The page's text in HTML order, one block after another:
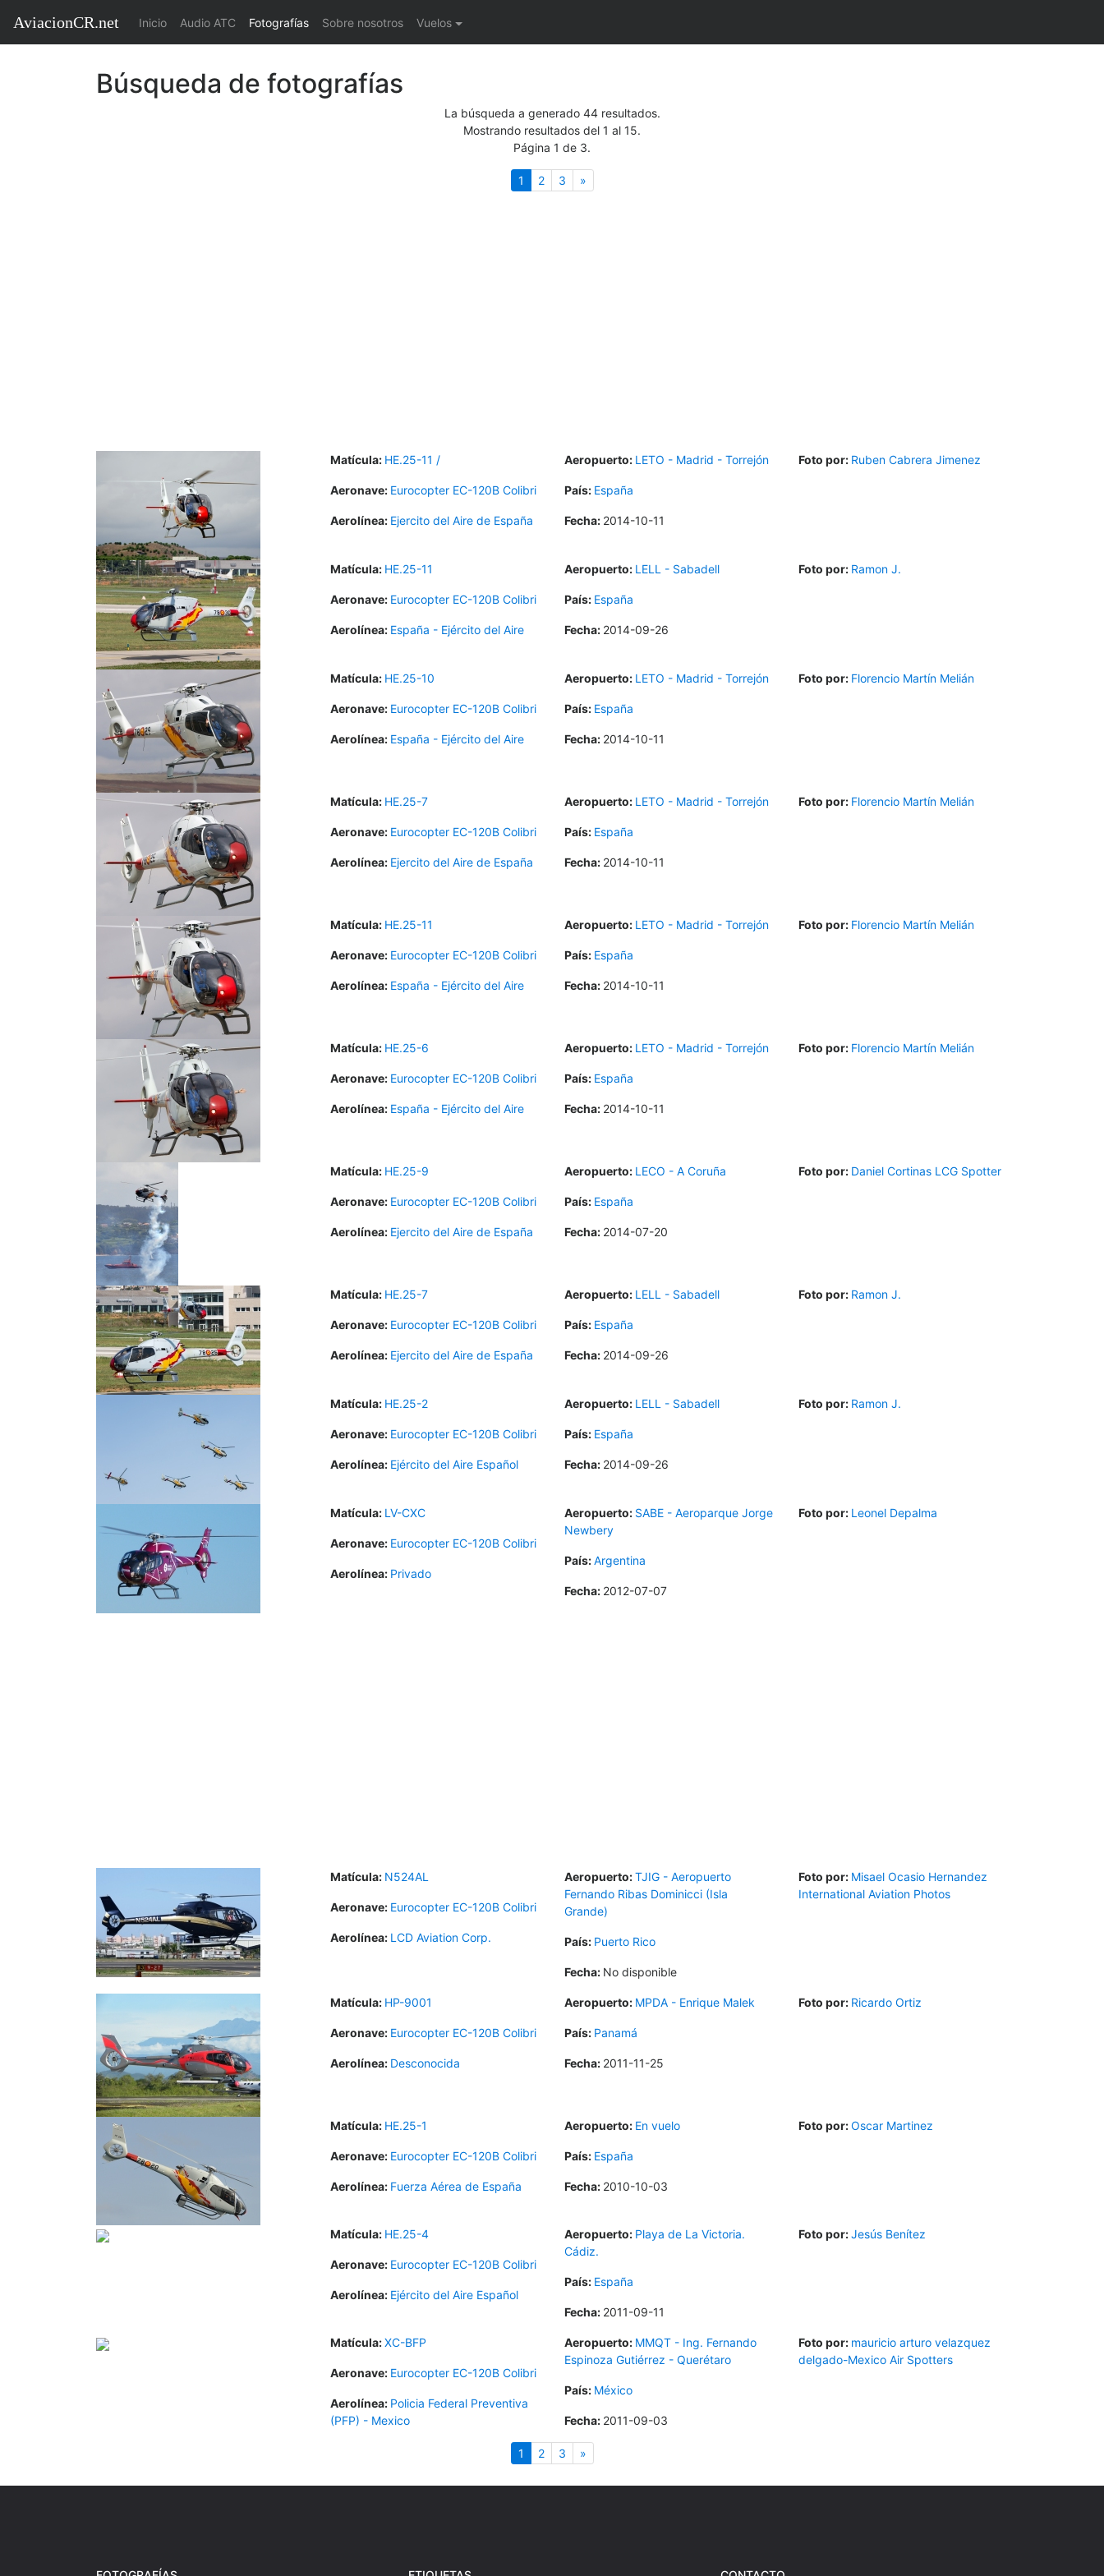
AviacionCR.net Inicio(current)
Audio ATC Fotografías Sobre nosotros Vuelos
Búsqueda de fotografías
La búsqueda a generado 44 resultados.
Mostrando resultados del 1 al 15.
Página 1 de 3.
1 (actual)
2 3 »Siguiente
Matícula: HE.25-11 /
Aeronave: Eurocopter EC-120B Colibri
Aerolínea: Ejercito del Aire de España
Aeropuerto: LETO - Madrid - Torrejón
País: España
Fecha: 2014-10-11
Foto por: Ruben Cabrera Jimenez
Matícula: HE.25-11
Aeronave: Eurocopter EC-120B Colibri
Aerolínea: España - Ejército del Aire
Aeropuerto: LELL - Sabadell
País: España
Fecha: 2014-09-26
Foto por: Ramon J.
Matícula: HE.25-10
Aeronave: Eurocopter EC-120B Colibri
Aerolínea: España - Ejército del Aire
Aeropuerto: LETO - Madrid - Torrejón
País: España
Fecha: 2014-10-11
Foto por: Florencio Martín Melián
Matícula: HE.25-7
Aeronave: Eurocopter EC-120B Colibri
Aerolínea: Ejercito del Aire de España
Aeropuerto: LETO - Madrid - Torrejón
País: España
Fecha: 2014-10-11
Foto por: Florencio Martín Melián
Matícula: HE.25-11
Aeronave: Eurocopter EC-120B Colibri
Aerolínea: España - Ejército del Aire
Aeropuerto: LETO - Madrid - Torrejón
País: España
Fecha: 2014-10-11
Foto por: Florencio Martín Melián
Matícula: HE.25-6
Aeronave: Eurocopter EC-120B Colibri
Aerolínea: España - Ejército del Aire
Aeropuerto: LETO - Madrid - Torrejón
País: España
Fecha: 2014-10-11
Foto por: Florencio Martín Melián
Matícula: HE.25-9
Aeronave: Eurocopter EC-120B Colibri
Aerolínea: Ejercito del Aire de España
Aeropuerto: LECO - A Coruña
País: España
Fecha: 2014-07-20
Foto por: Daniel Cortinas LCG Spotter
Matícula: HE.25-7
Aeronave: Eurocopter EC-120B Colibri
Aerolínea: Ejercito del Aire de España
Aeropuerto: LELL - Sabadell
País: España
Fecha: 2014-09-26
Foto por: Ramon J.
Matícula: HE.25-2
Aeronave: Eurocopter EC-120B Colibri
Aerolínea: Ejército del Aire Español
Aeropuerto: LELL - Sabadell
País: España
Fecha: 2014-09-26
Foto por: Ramon J.
Matícula: LV-CXC
Aeronave: Eurocopter EC-120B Colibri
Aerolínea: Privado
Aeropuerto: SABE - Aeroparque Jorge
Newbery
País:Argentina
Fecha: 2012-07-07
Foto por: Leonel Depalma
Matícula: N524AL
Aeronave: Eurocopter EC-120B Colibri
Aerolínea: LCD Aviation Corp.
Aeropuerto:TJIG - Aeropuerto
Fernando Ribas Dominicci (Isla
Grande)
País: Puerto Rico
Fecha: No disponible
Foto por: Misael Ocasio Hernandez
International Aviation Photos
Matícula: HP-9001
Aeronave: Eurocopter EC-120B Colibri
Aerolínea: Desconocida
Aeropuerto: MPDA - Enrique Malek
País: Panamá
Fecha: 2011-11-25
Foto por: Ricardo Ortiz
Matícula: HE.25-1
Aeronave: Eurocopter EC-120B Colibri
Aerolínea: Fuerza Aérea de España
Aeropuerto: En vuelo
País: España
Fecha: 2010-10-03
Foto por:Oscar Martinez
Matícula: HE.25-4
Aeronave: Eurocopter EC-120B Colibri
Aerolínea: Ejército del Aire Español
Aeropuerto: Playa de La Victoria.
Cádiz.
País: España
Fecha: 2011-09-11
Foto por:Jesús Benítez
Matícula:XC-BFP
Aeronave: Eurocopter EC-120B Colibri
Aerolínea: Policia Federal Preventiva
(PFP) - Mexico
Aeropuerto: MMQT - Ing. Fernando
Espinoza Gutiérrez - Querétaro
País: México
Fecha: 2011-09-03
Foto por: mauricio arturo velazquez
delgado-Mexico Air Spotters
1 (actual)
2 3 »Siguiente